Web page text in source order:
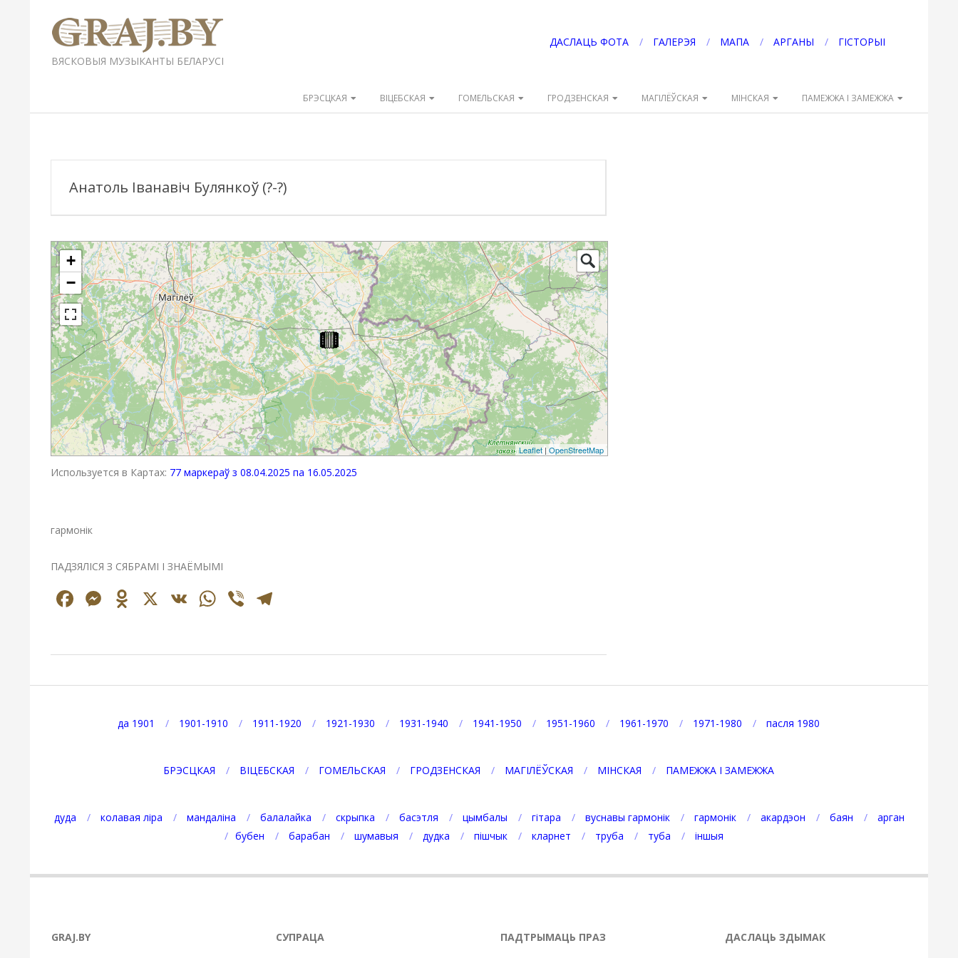
содержимомуGRAJ.BY
ВЯСКОВЫЯ МУЗЫКАНТЫ БЕЛАРУСІ
ДАСЛАЦЬ ФОТА ГАЛЕРЭЯ МАПА АРГАНЫ ГІСТОРЫІ
меню
БРЭСЦКАЯ ВІЦЕБСКАЯ ГОМЕЛЬСКАЯ ГРОДЗЕНСКАЯ МАГІЛЁЎСКАЯ МІНСКАЯ ПАМЕЖЖА І ЗАМЕЖЖА
Анатоль Іванавіч Булянкоў (?-?)
+
−
Leaflet | OpenStreetMap
Используется в Картах: 77 маркераў з 08.04.2025 па 16.05.2025
гармонік
ПАДЗЯЛІСЯ З СЯБРАМІ І ЗНАЁМЫМІ
Facebook
Messenger
Odnoklassniki
X VK WhatsApp
Viber
05-
да 1901
1901-1910 1911-1920 1921-1930 1931-1940 1941-1950 1951-1960 1961-1970 1971-1980 пасля 1980
БРЭСЦКАЯ ВІЦЕБСКАЯ ГОМЕЛЬСКАЯ ГРОДЗЕНСКАЯ МАГІЛЁЎСКАЯ МІНСКАЯ ПАМЕЖЖА І ЗАМЕЖЖА
дуда колавая ліра мандаліна балалайка скрыпка басэтля цымбалы гітара вуснавы гармонік гармонік акардэон баян
арган
бубен
барабан шумавыя дудка пішчык кларнет труба туба іншыя
GRAJ.BY СУПРАЦА ПАДТРЫМАЦЬ ПРАЗ ДАСЛАЦЬ ЗДЫМАК